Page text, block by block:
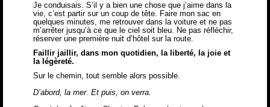
Je conduisais. S’il y a bien une chose que j’aime dans la
vie, c’est partir sur un coup de tête. Faire mon sac en
quelques minutes, me retrouver dans la voiture et ne pas
m’arrêter jusqu’à ce que le ciel soit bleu. Ne pas réfléchir,
réserver une première nuit d’hôtel sur la route.
Faillir jaillir, dans mon quotidien, la liberté, la joie et
la légèreté.
Sur le chemin, tout semble alors possible.
D’abord, la mer. Et puis, on verra.